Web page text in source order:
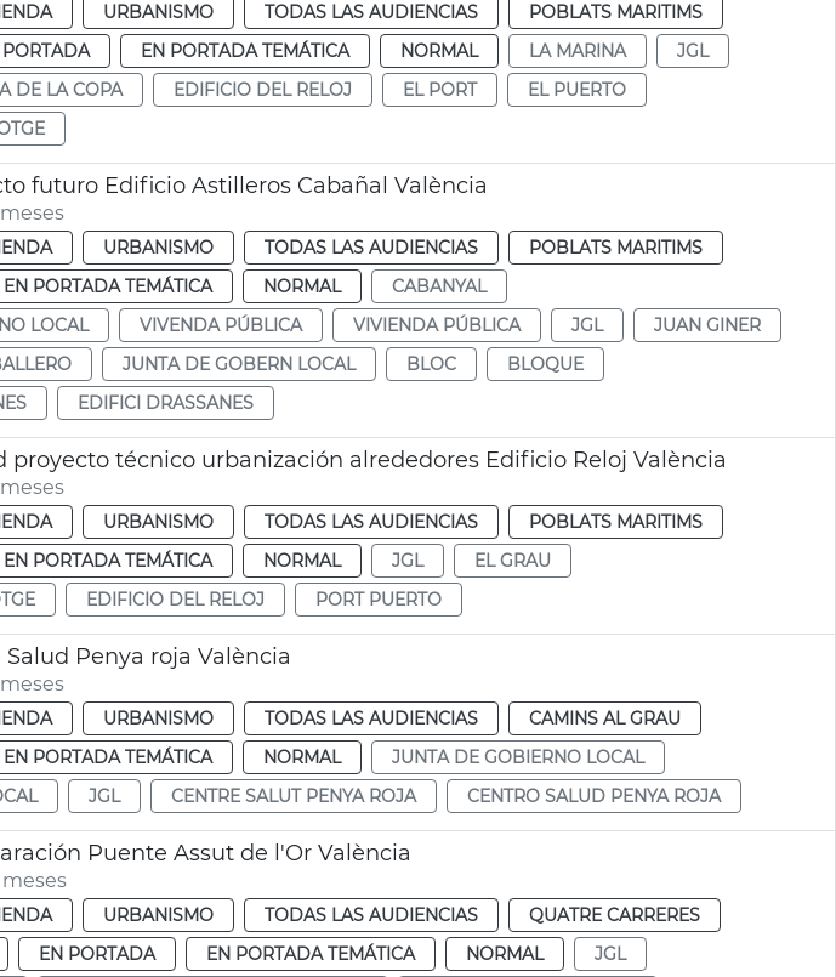
URBANISMO TODAS LAS AUDIENCIAS
POBLATS MARITIMS
PORTADA EN PORTADA TEMÁTICA NORMAL LA MARINA
JGL
DE LA COPA EDIFICIO DEL RELOJ EL PORT
EL PUERTO
futuro Edificio Astilleros Cabañal València
URBANISMO TODAS LAS AUDIENCIAS
POBLATS MARITIMS
EN PORTADA TEMÁTICA NORMAL
CABANYAL
LOCAL
VIVENDA PÚBLICA VIVIENDA PÚBLICA JGL
JUAN GINER
JUNTA DE GOBERN LOCAL BLOC
BLOQUE
EDIFICI DRASSANES
proyecto técnico urbanización alrededores Edificio Reloj València
URBANISMO TODAS LAS AUDIENCIAS
POBLATS MARITIMS
EN PORTADA TEMÁTICA NORMAL JGL
EL GRAU
EDIFICIO DEL RELOJ PORT PUERTO
Penya roja València
URBANISMO TODAS LAS AUDIENCIAS
CAMINS AL GRAU
EN PORTADA TEMÁTICA NORMAL
JUNTA DE GOBIERNO LOCAL
JGL CENTRE SALUT PENYA ROJA CENTRO SALUD PENYA ROJA
Puente Assut de l'Or València
URBANISMO TODAS LAS AUDIENCIAS
QUATRE CARRERES
EN PORTADA EN PORTADA TEMÁTICA NORMAL
JGL